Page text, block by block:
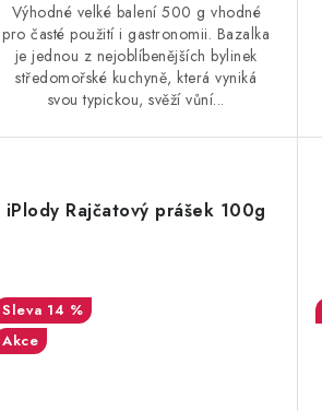
Výhodné velké balení 500 g vhodné
pro časté použití i gastronomii. Bazalka
je jednou z nejoblíbenějších bylinek
středomořské kuchyně, která vyniká
svou typickou, svěží vůní...
iPlody Rajčatový prášek 100g
14 %
Akce